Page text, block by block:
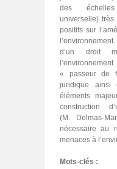
des
universelle) très
positifs sur
d’un droit
« passeur de
juridique ainsi
éléments
construction
(M. Delmas-
nécessaire au
menaces à
Mots-clés :